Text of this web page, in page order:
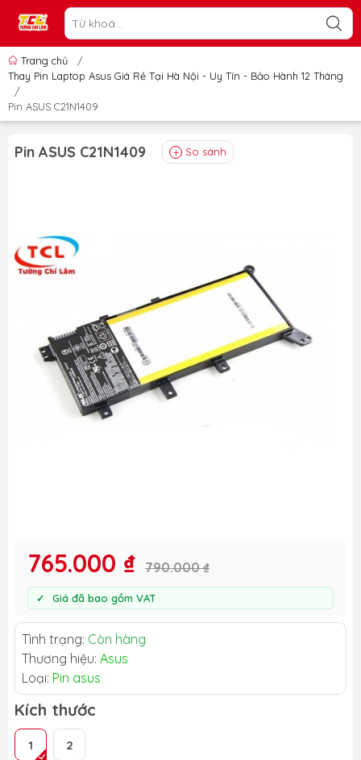
Trang chủ
/
Thay Pin Laptop Asus Giá Rẻ Tại Hà Nội - Uy Tín - Bảo Hành 12 Tháng
/
Pin ASUS C21N1409
Pin ASUS C21N1409 So sánh
765.000 ₫ 790.000 ₫
Giá đã bao gồm VAT
Tình trạng: Còn hàng
Thương hiệu: Asus
Loại: Pin asus
Kích thước
1 2